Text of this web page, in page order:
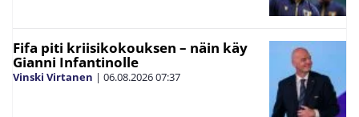
Fifa piti kriisikokouksen – näin käy
Gianni Infantinolle
Vinski Virtanen | 06.08.202607:37